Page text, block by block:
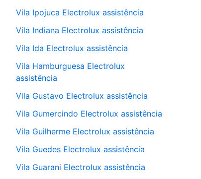
Vila Ipojuca Electrolux assistência
Vila Indiana Electrolux assistência
Vila Ida Electrolux assistência
Vila Hamburguesa Electrolux
assistência
Vila Gustavo Electrolux assistência
Vila Gumercindo Electrolux assistência
Vila Guilherme Electrolux assistência
Vila Guedes Electrolux assistência
Vila Guarani Electrolux assistência